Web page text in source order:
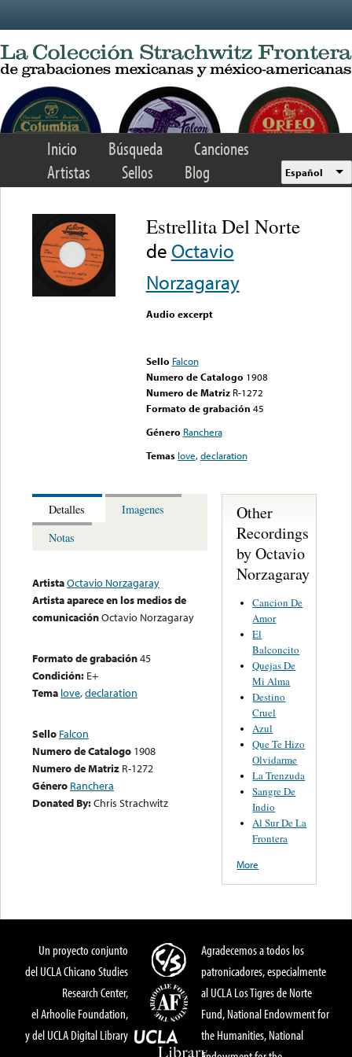
Inicio Búsqueda
Canciones
Artistas
Sellos Blog Español
Estrellita Del Norte
de Octavio
Norzagaray
Audio excerpt
Sello Falcon
Numero de Catalogo 1908
Numero de Matriz R-1272
Formato de grabación 45
Género Ranchera
Temas love,declaration
Detalles
Imagenes
Notas
ArtistaOctavio Norzagaray
Artista aparece en los medios de
comunicaciónOctavio Norzagaray
Formato de grabación45
Condición: E+
Tema love,declaration
Sello Falcon
Numero de Catalogo 1908
Numero de Matriz R-1272
Género Ranchera
Donated By:Chris Strachwitz
Other
Recordings
by Octavio
Norzagaray
Cancion De
Amor
El
Balconcito
Quejas De
Mi Alma
Destino
Cruel
Azul
Que Te Hizo
Olvidarme
La Trenzuda
Sangre De
Indio
Al Sur De La
Frontera
More
Un proyecto conjunto
del UCLA Chicano Studies
Research Center,
el Arhoolie Foundation,
y del UCLA Digital Library
Agradecemos a todos los
patronicadores, especialmente
al UCLA Los Tigres de Norte
Fund, National Endowment for
the Humanities, National